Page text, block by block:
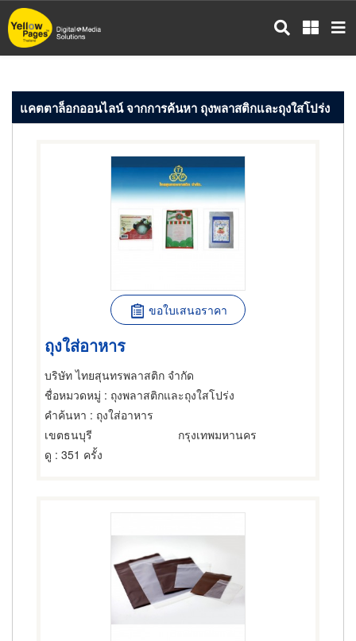
ข้าม
ไป
หลัก
แคตตาล็อกออนไลน์ จากการค้นหา ถุงพลาสติกและถุงใสโปร่ง
ขอใบเสนอราคา
ถุงใส่อาหาร
บริษัท ไทยสุนทรพลาสติก จำกัด
ชื่อหมวดหมู่ : ถุงพลาสติกและถุงใสโปร่ง
คำค้นหา : ถุงใส่อาหาร
เขตธนบุรี
กรุงเทพมหานคร
ดู : 351 ครั้ง